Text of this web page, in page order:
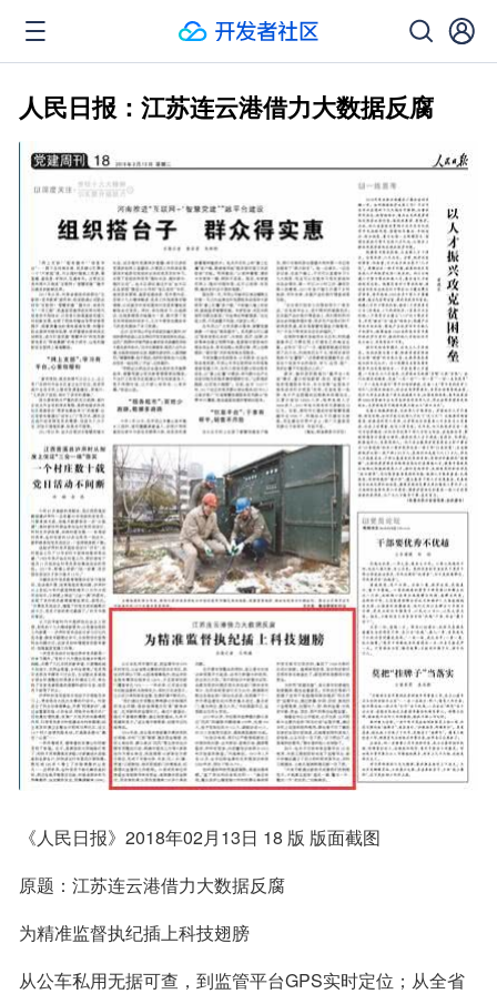
人民日报：江苏连云港借力大数据反腐
《人民日报》2018年02月13日 18 版 版面截图
原题：江苏连云港借力大数据反腐
为精准监督执纪插上科技翅膀
从公车私用无据可查，到监管平台GPS实时定位；从全省